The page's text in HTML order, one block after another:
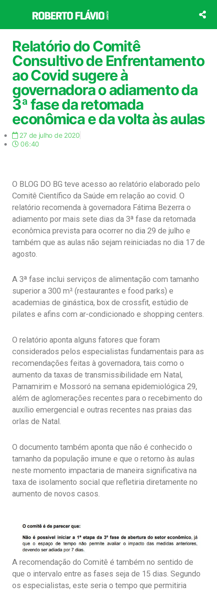
o
conteúdo
Relatório do Comitê
Consultivo de Enfrentamento
ao Covid sugere à
governadora o adiamento da
3ª fase da retomada
econômica e da volta às aulas
27 de julho de 2020
06:40
O BLOG DO BG teve acesso ao relatório elaborado pelo
Comitê Científico da Saúde em relação ao covid. O
relatório recomenda à governadora Fátima Bezerra o
adiamento por mais sete dias da 3ª fase da retomada
econômica prevista para ocorrer no dia 29 de julho e
também que as aulas não sejam reiniciadas no dia 17 de
agosto.
A 3ª fase inclui serviços de alimentação com tamanho
superior a 300 m² (restaurantes e food parks) e
academias de ginástica, box de crossfit, estúdio de
pilates e afins com ar-condicionado e shopping centers.
O relatório aponta alguns fatores que foram
considerados pelos especialistas fundamentais para as
recomendações feitas à governadora, tais como o
aumento da taxas de transmissibilidade em Natal,
Parnamirim e Mossoró na semana epidemiológica 29,
além de aglomerações recentes para o recebimento do
auxílio emergencial e outras recentes nas praias das
orlas de Natal.
O documento também aponta que não é conhecido o
tamanho da população imune e que o retorno às aulas
neste momento impactaria de maneira significativa na
taxa de isolamento social que refletiria diretamente no
aumento de novos casos.
A recomendação do Comitê é também no sentido de
que o intervalo entre as fases seja de 15 dias. Segundo
os especialistas, este seria o tempo que permitiria